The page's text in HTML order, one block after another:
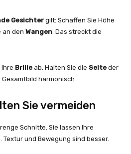
Gesichter gilt: Schaffen Sie Höhe
an den Wangen . Das streckt die
Ihre Brille ab. Halten Sie die Seite der
harmonisch.
Sie vermeiden
Schnitte. Sie lassen Ihre
Textur und Bewegung sind besser.